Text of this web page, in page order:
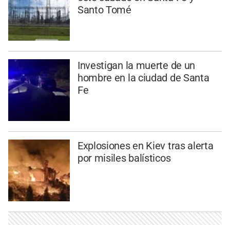
Santo Tomé
Investigan la muerte de un
hombre en la ciudad de Santa
Fe
Explosiones en Kiev tras alerta
por misiles balísticos